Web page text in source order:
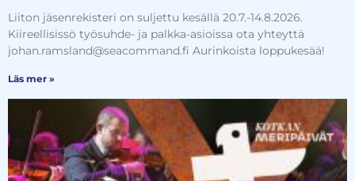
Liiton jäsenrekisteri on suljettu kesällä 20.7.-14.8.2026.
Kiireellisissö työsuhde- ja palkka-asioissa ota yhteyttä
johan.ramsland@seacommand.fi Aurinkoista loppukesää!
Läs mer »